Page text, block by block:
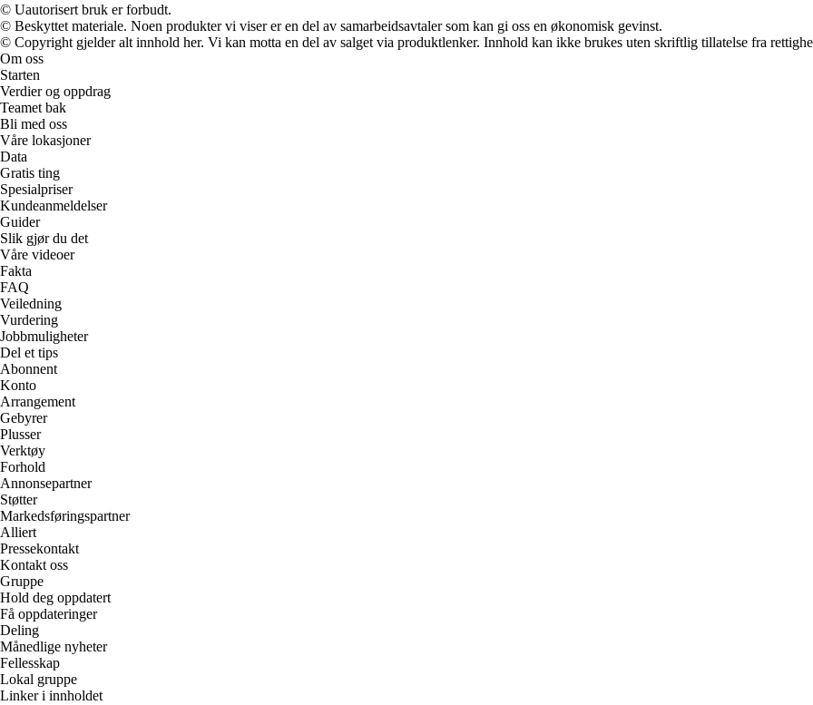
© Uautorisert bruk er forbudt.
© Beskyttet materiale. Noen produkter vi viser er en del av samarbeidsavtaler som kan gi oss en økonomisk gevinst.
© Copyright gjelder alt innhold her. Vi kan motta en del av salget via produktlenker. Innhold kan ikke brukes uten skriftlig tillatelse fra
Om oss
Starten
Verdier og oppdrag
Teamet bak
Bli med oss
Våre lokasjoner
Data
Gratis ting
Spesialpriser
Kundeanmeldelser
Guider
Slik gjør du det
Våre videoer
Fakta
FAQ
Veiledning
Vurdering
Jobbmuligheter
Del et tips
Abonnent
Konto
Arrangement
Gebyrer
Plusser
Verktøy
Forhold
Annonsepartner
Støtter
Markedsføringspartner
Alliert
Pressekontakt
Kontakt oss
Gruppe
Hold deg oppdatert
Få oppdateringer
Deling
Månedlige nyheter
Fellesskap
Lokal gruppe
Linker i innholdet